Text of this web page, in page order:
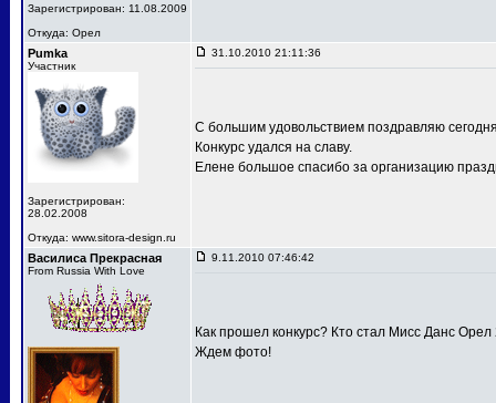
Зарегистрирован: 11.08.2009
Откуда: Орел
Pumka
Участник
Зарегистрирован:
28.02.2008
Откуда: www.sitora-design.ru
31.10.2010 21:11:36
С большим удовольствием поздравляю
Конкурс удался на славу.
Елене большое спасибо за организацию
Василиса Прекрасная
From Russia With Love
9.11.2010 07:46:42
Как прошел конкурс? Кто стал Мисс Данс Орел
Ждем фото!